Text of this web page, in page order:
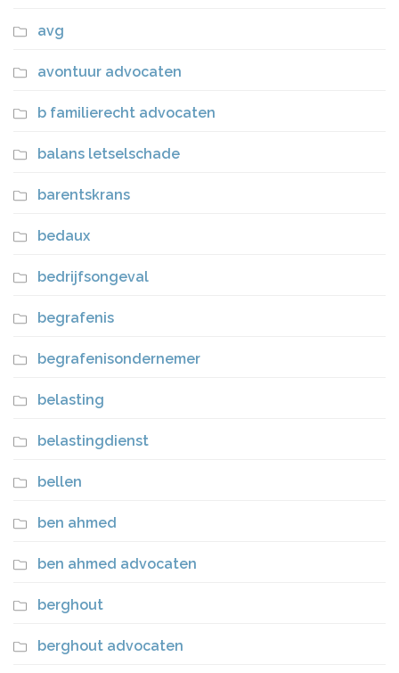
avg
avontuur advocaten
b familierecht advocaten
balans letselschade
barentskrans
bedaux
bedrijfsongeval
begrafenis
begrafenisondernemer
belasting
belastingdienst
bellen
ben ahmed
ben ahmed advocaten
berghout
berghout advocaten